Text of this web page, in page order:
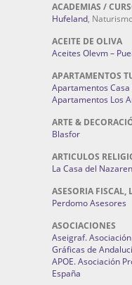
ACADEMIAS /
Hufeland,
ACEITE DE OLIVA
Aceites Olevm –
APARTAMENTOS
Apartamentos Casa
Apartamentos Los
ARTE &
Blasfor
ARTICULOS
La Casa del
ASESORIA FISCAL,
Perdomo Asesores
ASOCIACIONES
Aseigraf.
Gráficas de
APOE. Asociación
España